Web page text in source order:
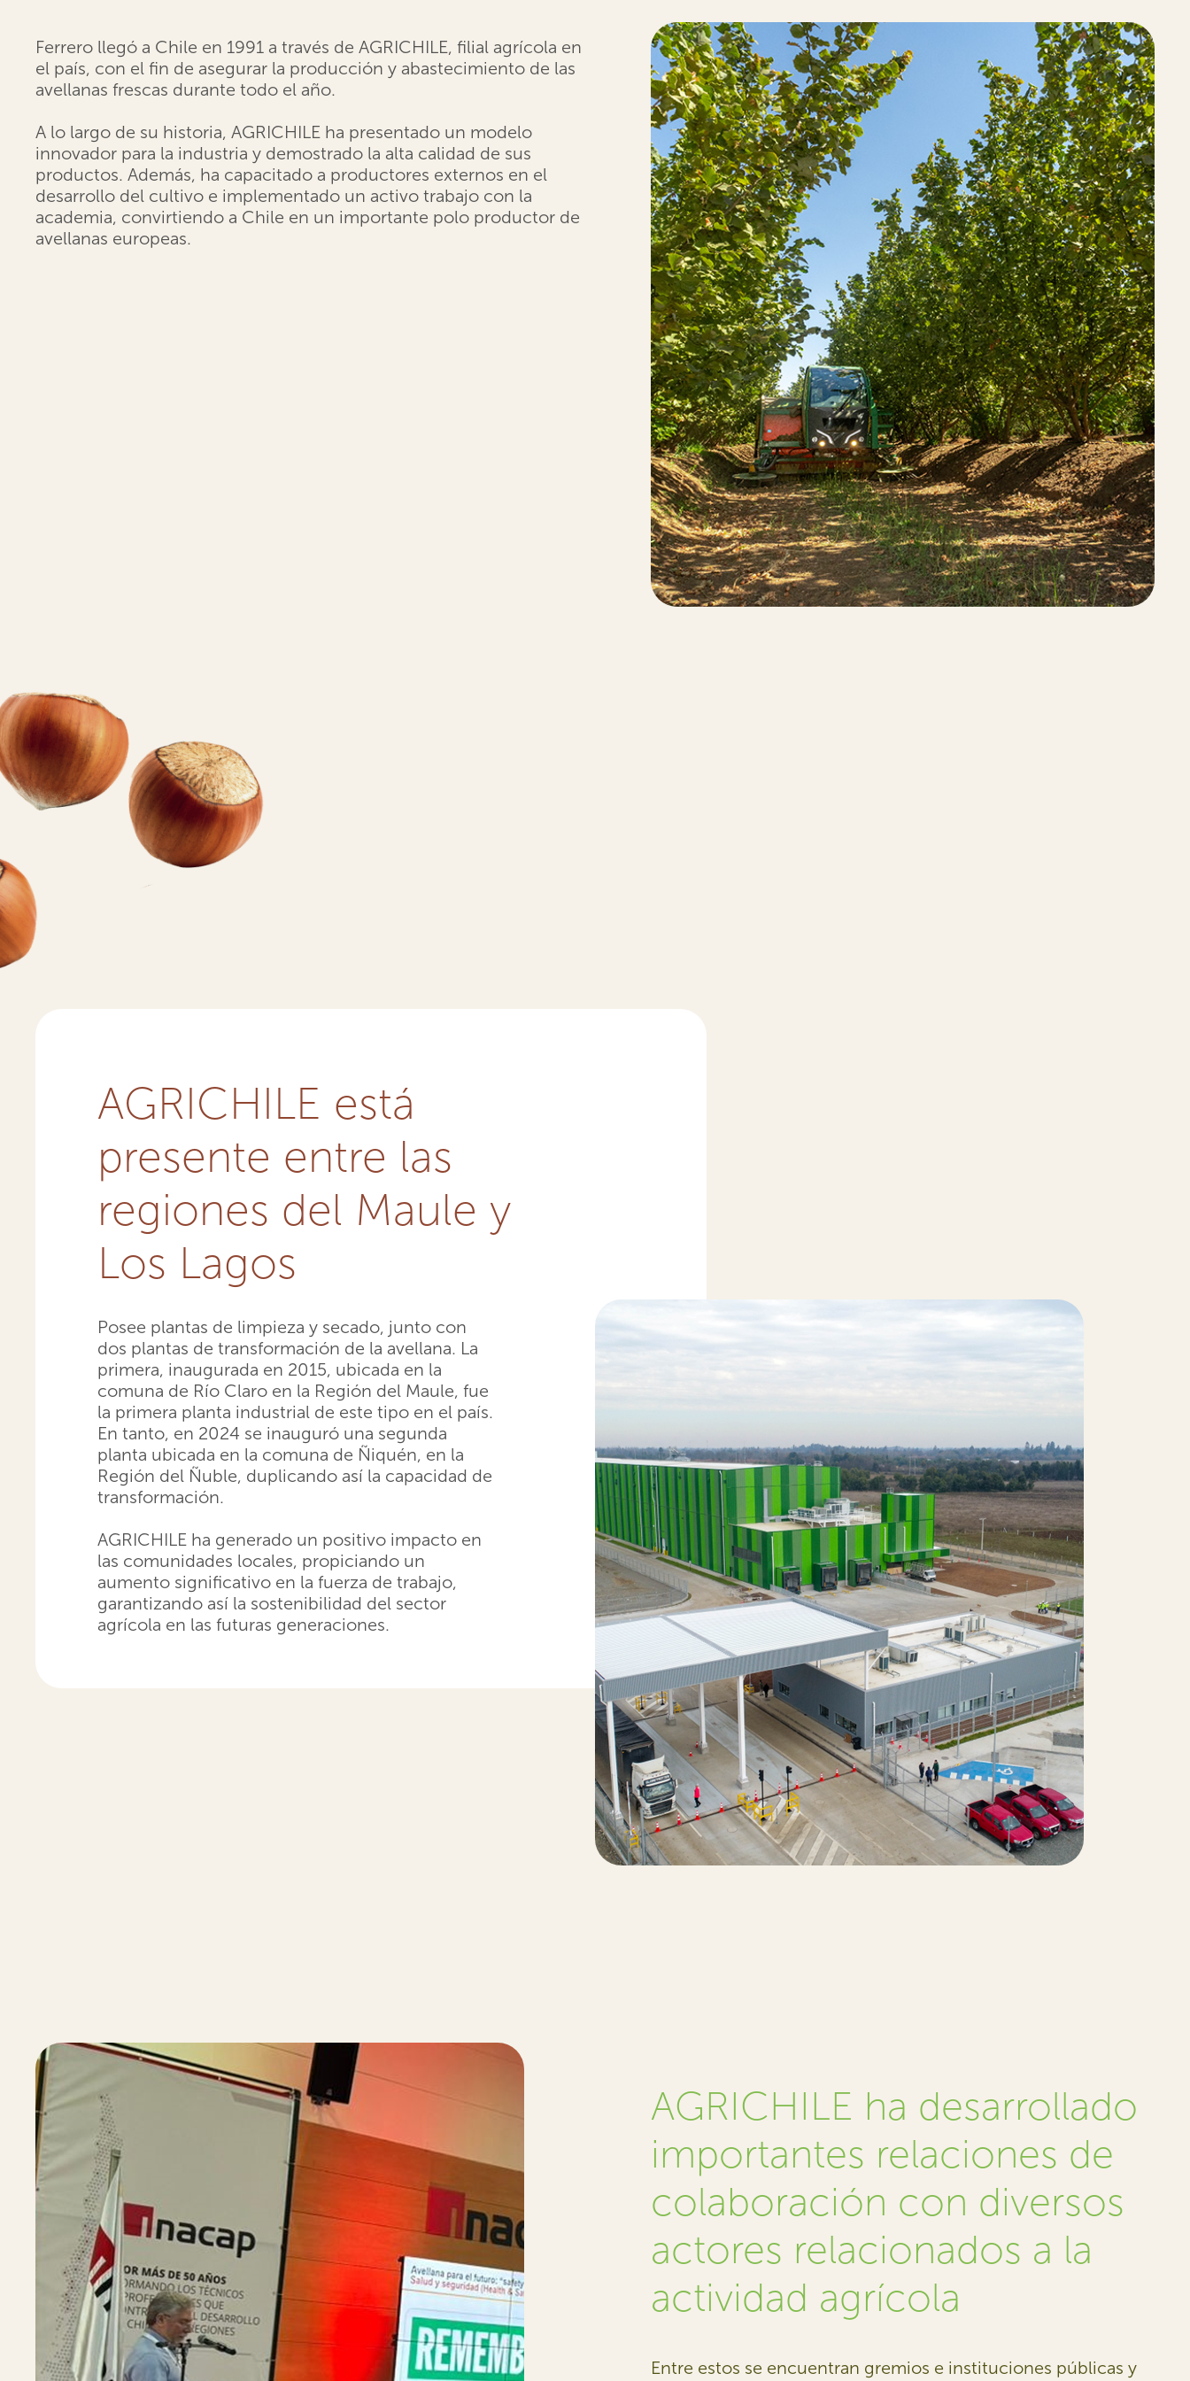
Ferrero llegó a Chile en 1991 a través de AGRICHILE, filial agrícola en
el país, con el fin de asegurar la producción y abastecimiento de las
avellanas frescas durante todo el año.
A lo largo de su historia, AGRICHILE ha presentado un modelo
innovador para la industria y demostrado la alta calidad de sus
productos. Además, ha capacitado a productores externos en el
desarrollo del cultivo e implementado un activo trabajo con la
academia, convirtiendo a Chile en un importante polo productor de
avellanas europeas.
AGRICHILE está
presente entre las
regiones del Maule y
Los Lagos
Posee plantas de limpieza y secado, junto con
dos plantas de transformación de la avellana. La
primera, inaugurada en 2015, ubicada en la
comuna de Río Claro en la Región del Maule, fue
la primera planta industrial de este tipo en el país.
En tanto, en 2024 se inauguró una segunda
planta ubicada en la comuna de Ñiquén, en la
Región del Ñuble, duplicando así la capacidad de
transformación.
AGRICHILE ha generado un positivo impacto en
las comunidades locales, propiciando un
aumento significativo en la fuerza de trabajo,
garantizando así la sostenibilidad del sector
agrícola en las futuras generaciones.
AGRICHILE ha desarrollado
importantes relaciones de
colaboración con diversos
actores relacionados a la
actividad agrícola
Entre estos se encuentran gremios e instituciones públicas y